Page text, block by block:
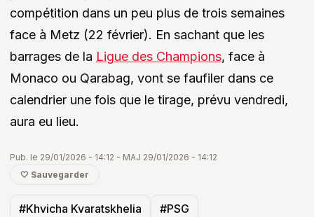
compétition dans un peu plus de trois semaines
face à Metz (22 février). En sachant que les
barrages de la Ligue des Champions, face à
Monaco ou Qarabag, vont se faufiler dans ce
calendrier une fois que le tirage, prévu vendredi,
aura eu lieu.
Pub. le 29/01/2026 - 14:12 - MAJ 29/01/2026 - 14:12
🤍 Sauvegarder
#Khvicha Kvaratskhelia #PSG